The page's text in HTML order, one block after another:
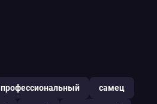
профессиональный самец